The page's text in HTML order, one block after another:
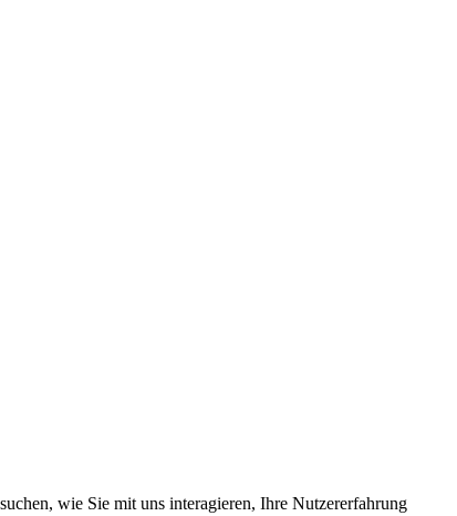
wie Sie mit uns interagieren, Ihre Nutzererfahrung